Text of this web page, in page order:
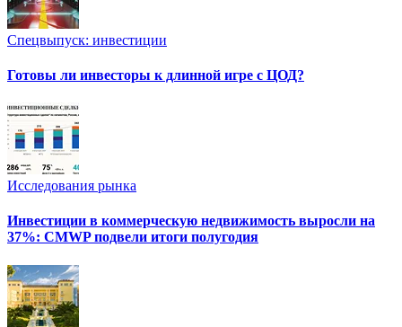
Спецвыпуск: инвестиции
Готовы ли инвесторы к длинной игре с ЦОД?
Исследования рынка
Инвестиции в коммерческую недвижимость выросли на
37%: CMWP подвели итоги полугодия